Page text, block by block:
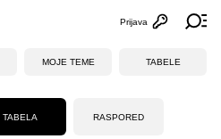
Otvori
Prijava
MOJE TEME TABELE
TABELA RASPORED